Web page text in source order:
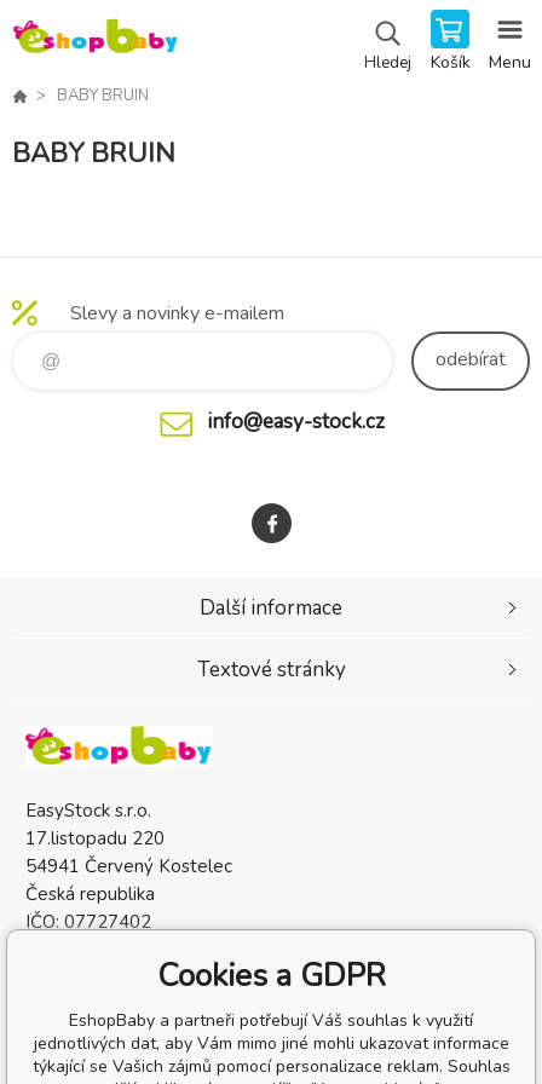
Hledej Košík Menu
BABY BRUIN
BABY BRUIN
Slevy a novinky e-mailem
odebírat
info@easy-stock.cz
EasyStock s.r.o.
17.listopadu 220
54941 Červený Kostelec
Česká republika
IČO: 07727402
Další informace
Textové stránky
Cookies a GDPR
EshopBaby a partneři potřebují Váš souhlas k využití
jednotlivých dat, aby Vám mimo jiné mohli ukazovat informace
týkající se Vašich zájmů pomocí personalizace reklam. Souhlas